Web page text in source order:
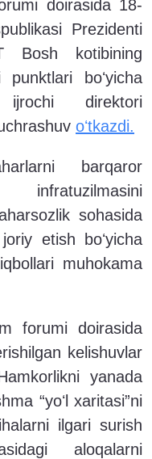
doirasida 18-
Prezidenti
Bosh kotibining
punktlari boʻyicha
ijrochi direktori
oʻtkazdi.
barqaror
sohasida
etish boʻyicha
muhokama
forumi doirasida
kelishuvlar
yanada
“yoʻl xaritasi”ni
ilgari surish
aloqalarni